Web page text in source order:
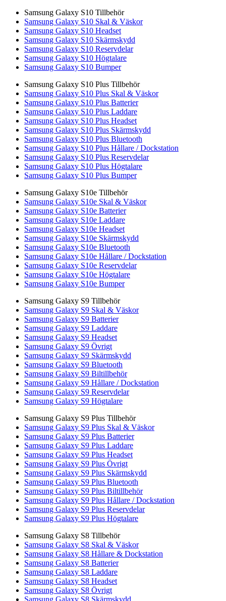
Samsung Galaxy S10 Tillbehör
Samsung Galaxy S10 Skal & Väskor
Samsung Galaxy S10 Headset
Samsung Galaxy S10 Skärmskydd
Samsung Galaxy S10 Reservdelar
Samsung Galaxy S10 Högtalare
Samsung Galaxy S10 Bumper
Samsung Galaxy S10 Plus Tillbehör
Samsung Galaxy S10 Plus Skal & Väskor
Samsung Galaxy S10 Plus Batterier
Samsung Galaxy S10 Plus Laddare
Samsung Galaxy S10 Plus Headset
Samsung Galaxy S10 Plus Skärmskydd
Samsung Galaxy S10 Plus Bluetooth
Samsung Galaxy S10 Plus Hållare / Dockstation
Samsung Galaxy S10 Plus Reservdelar
Samsung Galaxy S10 Plus Högtalare
Samsung Galaxy S10 Plus Bumper
Samsung Galaxy S10e Tillbehör
Samsung Galaxy S10e Skal & Väskor
Samsung Galaxy S10e Batterier
Samsung Galaxy S10e Laddare
Samsung Galaxy S10e Headset
Samsung Galaxy S10e Skärmskydd
Samsung Galaxy S10e Bluetooth
Samsung Galaxy S10e Hållare / Dockstation
Samsung Galaxy S10e Reservdelar
Samsung Galaxy S10e Högtalare
Samsung Galaxy S10e Bumper
Samsung Galaxy S9 Tillbehör
Samsung Galaxy S9 Skal & Väskor
Samsung Galaxy S9 Batterier
Samsung Galaxy S9 Laddare
Samsung Galaxy S9 Headset
Samsung Galaxy S9 Övrigt
Samsung Galaxy S9 Skärmskydd
Samsung Galaxy S9 Bluetooth
Samsung Galaxy S9 Biltillbehör
Samsung Galaxy S9 Hållare / Dockstation
Samsung Galaxy S9 Reservdelar
Samsung Galaxy S9 Högtalare
Samsung Galaxy S9 Plus Tillbehör
Samsung Galaxy S9 Plus Skal & Väskor
Samsung Galaxy S9 Plus Batterier
Samsung Galaxy S9 Plus Laddare
Samsung Galaxy S9 Plus Headset
Samsung Galaxy S9 Plus Övrigt
Samsung Galaxy S9 Plus Skärmskydd
Samsung Galaxy S9 Plus Bluetooth
Samsung Galaxy S9 Plus Biltillbehör
Samsung Galaxy S9 Plus Hållare / Dockstation
Samsung Galaxy S9 Plus Reservdelar
Samsung Galaxy S9 Plus Högtalare
Samsung Galaxy S8 Tillbehör
Samsung Galaxy S8 Skal & Väskor
Samsung Galaxy S8 Hållare & Dockstation
Samsung Galaxy S8 Batterier
Samsung Galaxy S8 Laddare
Samsung Galaxy S8 Headset
Samsung Galaxy S8 Övrigt
Samsung Galaxy S8 Skärmskydd